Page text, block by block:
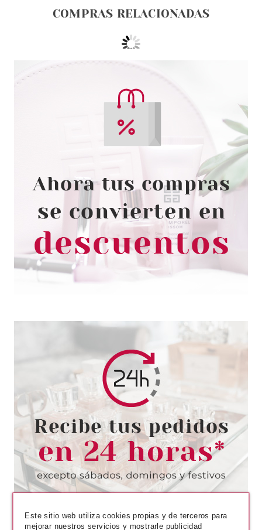
COMPRAS RELACIONADAS
HYGEN DERMA
HYGEN DERMA JABÓN DE
MANOS HIDRATANTE 390 ML
Pvr 4.75€
-51%
desde
2.33€
NAIS JABON DE MANOS CON
ALOE VERA 300 ML
Pvr 9.00€
-50%
desde
4.50€
Este sitio web utiliza cookies propias y de terceros para
mejorar nuestros servicios y mostrarle publicidad